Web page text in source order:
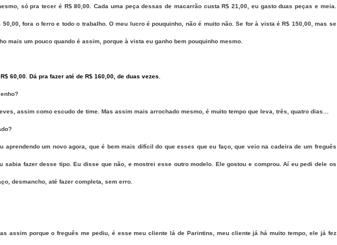
só pra tecer é R$ 80,00. Cada uma peça dessas de macarrão custa R$ 21,00, eu gasto duas peças e meia.
fora o ferro e todo o trabalho. O meu lucro é pouquinho, não é muito não. Se for à vista é R$ 150,00, mas se
mais um pouco quando é assim, porque à vista eu ganho bem pouquinho mesmo.
60,00. Dá pra fazer até de R$ 160,00, de duas vezes.
assim como escudo de time. Mas assim mais arrochado mesmo, é muito tempo que leva, três, quatro dias…
aprendendo um novo agora, que é bem mais difícil do que esses que eu faço, que veio na cadeira de um freguês
sabia fazer desse tipo. Eu disse que não, e mostrei esse outro modelo. Ele gostou e comprou. Aí eu pedi dele os
desmancho, até fazer completa, sem erro.
assim porque o freguês me pediu, é esse meu cliente lá de Parintins, meu cliente já há muito tempo, ele já fez